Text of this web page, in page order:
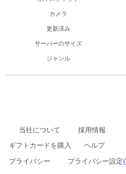
カメラ
更新済み
サーバーのサイズ
ジャンル
当社について 採用情報
ギフトカードを購入
ヘルプ
プライバシー
プライバシー設定